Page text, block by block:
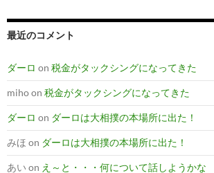
最近のコメント
ダーロ on 税金がタックシングになってきた
mihoon 税金がタックシングになってきた
ダーロ on ダーロは大相撲の本場所に出た！
みほ on ダーロは大相撲の本場所に出た！
あい on え～と・・・何について話しようかな